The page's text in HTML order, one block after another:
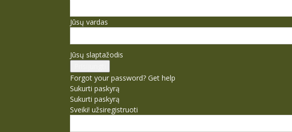
Jūsų vardas
Jūsų slaptažodis
Forgot your password? Get help
Sukurti paskyrą
Sukurti paskyrą
Sveiki! užsiregistruoti